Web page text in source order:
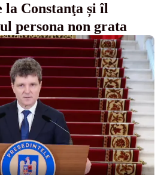
la Constanţa și îl
persona non grata